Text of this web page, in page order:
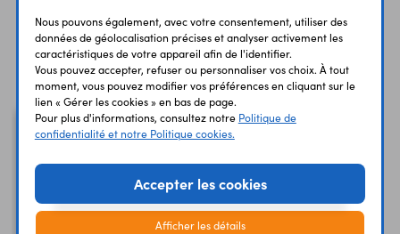
Vous avez déja consulté
Nous pouvons également, avec votre consentement, utiliser des
données de géolocalisation précises et analyser activement les
caractéristiques de votre appareil afin de l'identifier.
Vous pouvez accepter, refuser ou personnaliser vos choix. À tout
moment, vous pouvez modifier vos préférences en cliquant sur le
lien « Gérer les cookies » en bas de page.
Pour plus d'informations, consultez notre Politique de
confidentialité et notre Politique cookies.
Accepter les cookies
Afficher les détails